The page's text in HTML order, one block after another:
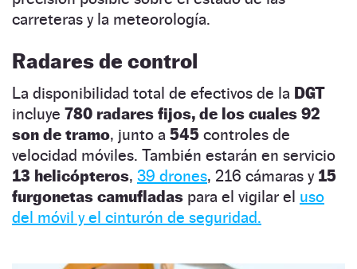
carreteras y la meteorología.
Radares de control
La disponibilidad total de efectivos de la DGT
incluye 780 radares fijos, de los cuales 92
son de tramo, junto a 545 controles de
velocidad móviles. También estarán en servicio
13 helicópteros, 39 drones, 216 cámaras y 15
furgonetas camufladas para el vigilar el uso
del móvil y el cinturón de seguridad.